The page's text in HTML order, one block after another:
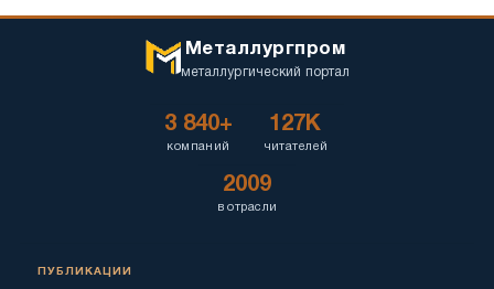
Металлургпром
металлургический портал
3 840+
компаний
127K
читателей
2009
в отрасли
ПУБЛИКАЦИИ